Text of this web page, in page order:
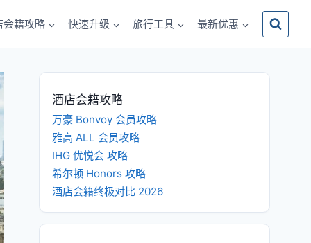
会籍攻略 快速升级 旅行工具 最新优惠
酒店会籍攻略
万豪 Bonvoy 会员攻略
雅高 ALL 会员攻略
IHG 优悦会 攻略
希尔顿 Honors 攻略
酒店会籍终极对比 2026